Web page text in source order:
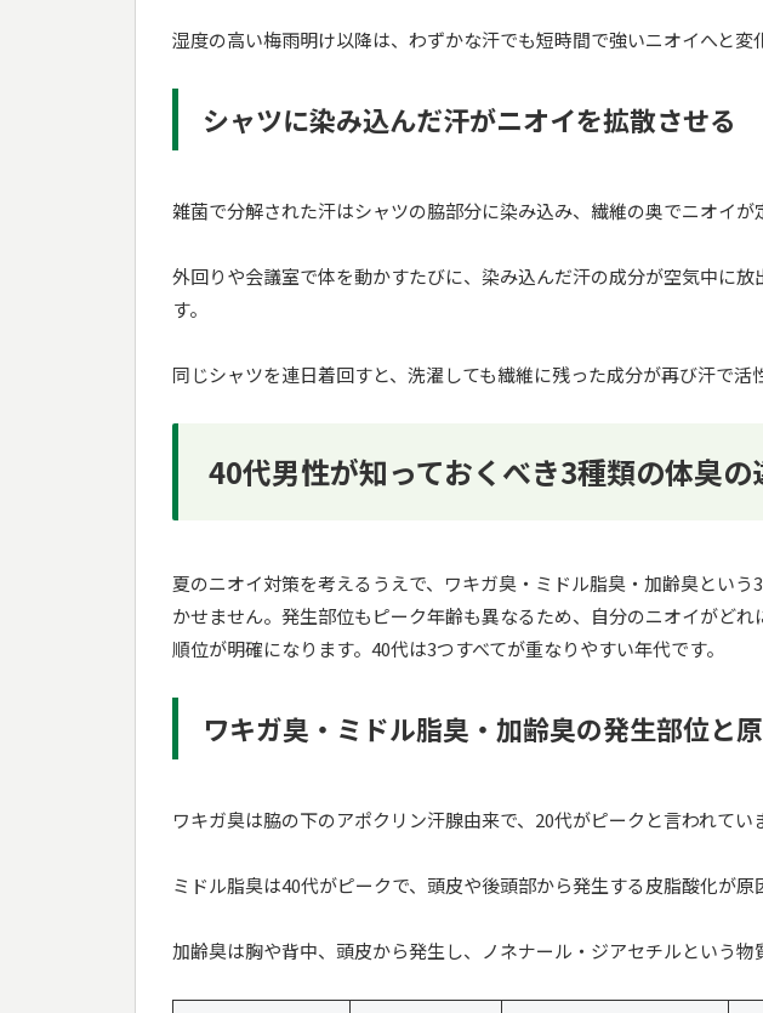
湿度の高い梅雨明け以降は、わずかな汗でも短時間で強いニオイへと変
シャツに染み込んだ汗がニオイを拡散させる
雑菌で分解された汗はシャツの脇部分に染み込み、繊維の奥でニオイが
外回りや会議室で体を動かすたびに、染み込んだ汗の成分が空気中に
す。
同じシャツを連日着回すと、洗濯しても繊維に残った成分が再び汗で活
40代男性が知っておくべき3種類の体臭の
夏のニオイ対策を考えるうえで、ワキガ臭・ミドル脂臭・加齢臭とい
かせません。発生部位もピーク年齢も異なるため、自分のニオイがど
順位が明確になります。40代は3つすべてが重なりやすい年代です。
ワキガ臭・ミドル脂臭・加齢臭の発生部位と
ワキガ臭は脇の下のアポクリン汗腺由来で、20代がピークと言われてい
ミドル脂臭は40代がピークで、頭皮や後頭部から発生する皮脂酸化が原
加齢臭は胸や背中、頭皮から発生し、ノネナール・ジアセチルという物